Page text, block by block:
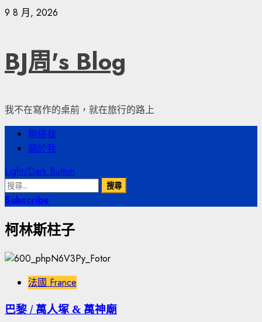
Skip
9 8 月, 2026
BJ周's Blog
我不在寫作的桌前，就在旅行的路上
Primary
Menu
聯絡我
關於我
Light/Dark Button
搜
尋
鍵
Subscribe
柯林斯柱子
法國 France
巴黎 / 萬人塚 & 萬神廟